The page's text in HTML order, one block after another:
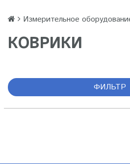
Измерительное
КОВРИКИ
ФИЛЬТР